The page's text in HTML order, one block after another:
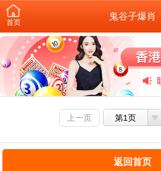
首页
鬼谷子爆肖
上一页 第1页
返回首页